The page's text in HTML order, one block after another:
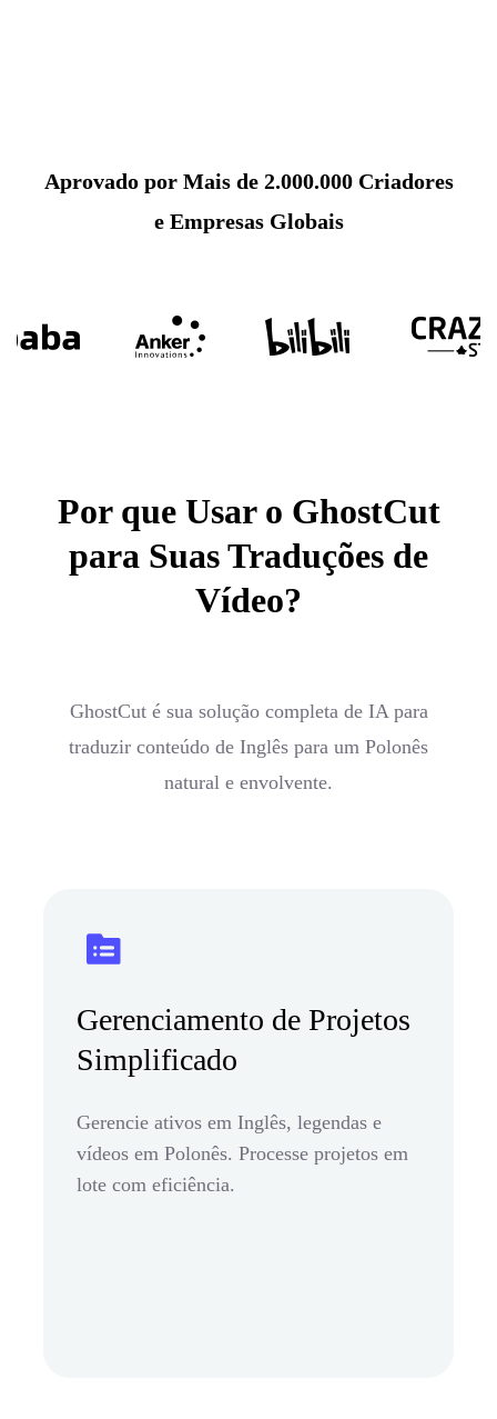
Aprovado por Mais de 2.000.000 Criadores
e Empresas Globais
Por que Usar o GhostCut
para Suas Traduções de
Vídeo?
GhostCut é sua solução completa de IA para
traduzir conteúdo de Inglês para um Polonês
natural e envolvente.
Gerenciamento de Projetos
Simplificado
Gerencie ativos em Inglês, legendas e
vídeos em Polonês. Processe projetos em
lote com eficiência.